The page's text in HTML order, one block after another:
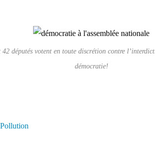
42 députés votent en toute discrétion contre
démocratie!
Pollution